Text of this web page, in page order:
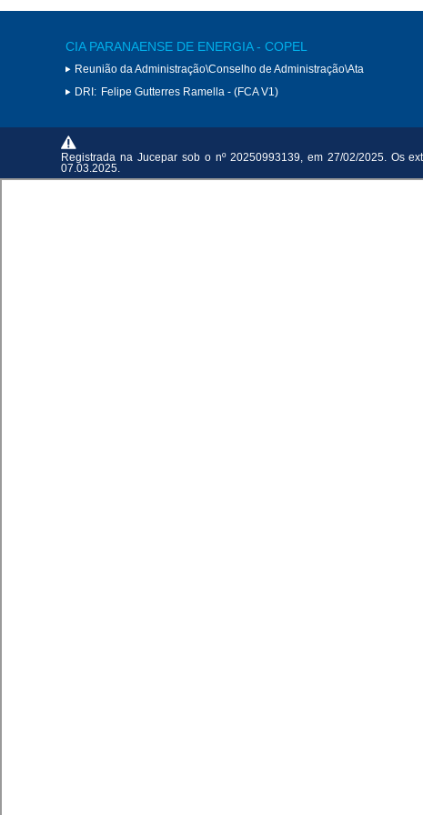
CIA PARANAENSE DE ENERGIA - COPEL
Reunião da Administração\Conselho de Administração\Ata
DRI: Felipe Gutterres Ramella - (FCA V1)
Registrada na Jucepar sob o nº 20250993139, em 27/02/2025. Os
07.03.2025.